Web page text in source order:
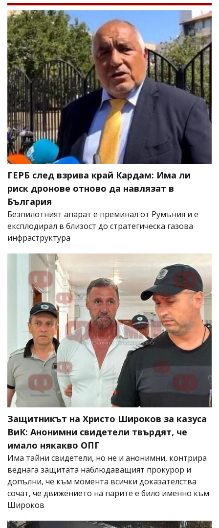
ГЕРБ след взрива край Кардам: Има ли
риск дронове отново да навлязат в
България
Безпилотният апарат е преминал от Румъния и е
експлодирал в близост до стратегическа газова
инфраструктура
Защитникът на Христо Широков за казуса
ВиК: Анонимни свидетели твърдят, че
имало някакво ОПГ
Има тайни свидетели, но не и анонимни, контрира
веднага защитата наблюдаващият прокурор и
допълни, че към момента всички доказателства
сочат, че движението на парите е било именно към
Широков